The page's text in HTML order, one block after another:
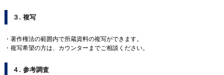
３. 複写
著作権法の範囲内で所蔵資料の複写ができます。
複写希望の方は、カウンターまでご相談ください。
４. 参考調査